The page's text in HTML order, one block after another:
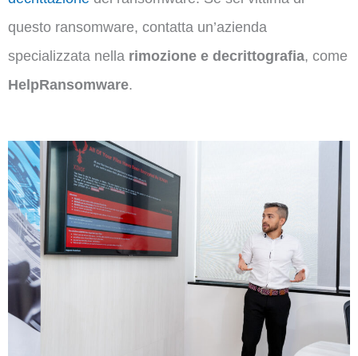
questo ransomware, contatta un’azienda
specializzata nella rimozione e decrittografia, come
HelpRansomware.